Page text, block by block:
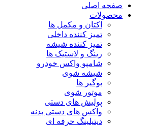
صفحه اصلی
محصولات
اکتان و مکمل ها
تمیز کننده داخلی
تمیز کننده شیشه
رینگ و لاستیک ها
شامپو واکس خودرو
شیشه شوی
بوگیر ها
موتور شوی
پولیش های دستی
واکس های دستی بدنه
دیتیلینگ حرفه ای